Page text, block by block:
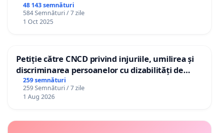
48 143 semnături
584 Semnături / 7 zile
1 Oct 2025
Petiție către CNCD privind injuriile, umilirea și
discriminarea persoanelor cu dizabilități de
către utilizatorul TikTok „Gorici”
259 semnături
259 Semnături / 7 zile
1 Aug 2026